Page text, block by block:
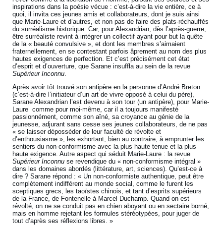
inspirations dans la poésie vécue : c’est-à-dire la vie entière, ce à
quoi, il invita ces jeunes amis et collaborateurs, dont je suis ainsi
que Marie-Laure et d’autres, et non pas de faire des plats-réchauffés
du surréalisme historique. Car, pour Alexandrian, dès l’après-guerre,
être surréaliste revint à intégrer un collectif ayant pour but la quête
de la « beauté convulsive », et dont les membres s’aimaient
fraternellement, en se contestant parfois âprement au nom des plus
hautes exigences de perfection. Et c’est précisément cet état
d’esprit et d’ouverture, que Sarane insuffla au sein de la revue
Supérieur Inconnu.
Après avoir tôt trouvé son antipère en la personne d’André Breton
(c’est-à-dire l’initiateur d’un art de vivre opposé à celui du père),
Sarane Alexandrian l’est devenu à son tour (un antipère), pour Marie-
Laure comme pour moi-même, car il a toujours manifesté
passionnément, comme son aîné, sa croyance au génie de la
jeunesse, adjurant sans cesse ses jeunes collaborateurs, de ne pas
« se laisser déposséder de leur faculté de révolte et
d’enthousiasme », les exhortant, bien au contraire, à emprunter les
sentiers du non-conformisme avec la plus haute tenue et la plus
haute exigence. Autre aspect qui séduit Marie-Laure : la revue
Supérieur Inconnu se revendique du « non-conformisme intégral »
dans les domaines abordés (littérature, art, sciences). Qu’est-ce à
dire ? Sarane répond : « Un non-conformiste authentique, peut être
complètement indifférent au monde social, comme le furent les
sceptiques grecs, les taoïstes chinois, et tant d’esprits supérieurs
de la France, de Fontenelle à Marcel Duchamp. Quand on est
révolté, on ne se conduit pas en chien aboyant ou en sectaire borné,
mais en homme rejetant les formules stéréotypées, pour juger de
tout d’après ses réflexions libres. »